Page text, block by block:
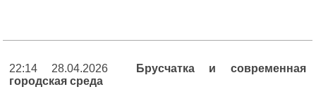
22:14 28.04.2026
Брусчатка и современная
городская среда